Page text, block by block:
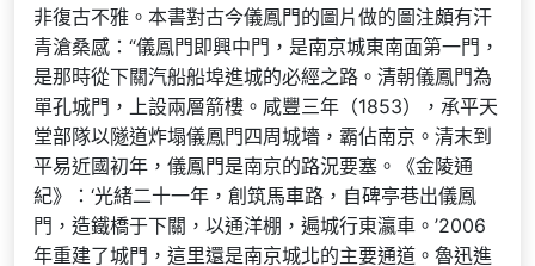
非復古不雅。本書對古今儀鳳門的圖片做的圖注頗有汗
青滄桑感：“儀鳳門即興中門，是南京城東南面第一門，
是那時從下關汽船船埠進城的必經之路。清朝儀鳳門為
單孔城門，上設兩層箭樓。咸豐三年（1853），承平天
堂部隊以隧道炸塌儀鳳門四周城墻，霸佔南京。清末到
平易近國初年，儀鳳門是南京的路況要塞。《金陵通
紀》：‘光緒二十一年，創筑馬車路，自碑亭巷出儀鳳
門，造鐵橋于下關，以通洋棚，遍城行東瀛車。’2006
年重建了城門，這里還是南京城北的主要通道。魯迅進